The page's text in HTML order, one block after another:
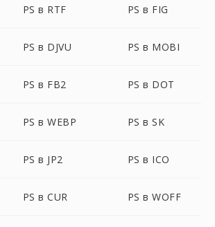
PS в RTF PS в FIG
PS в DJVU PS в MOBI
PS в FB2 PS в DOT
PS в WEBP PS в SK
PS в JP2 PS в ICO
PS в CUR PS в WOFF